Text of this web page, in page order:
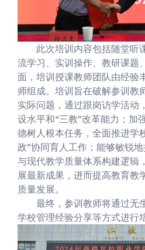
此次培训内容包括随堂听
流学习、实训操作、教研课题
面，培训授课教师团队由经验
师组成。培训旨在破解参训教
实际问题，通过跟岗访学活动
设水平和“三教”改革能力；加
德树人根本任务，全面推进学
政”协同育人工作；能够敏锐
与现代教学质量体系构建逻辑
展最新成果，进而提高教育教
质量发展。
最终，参训教师将通过无
学校管理经验分享等方式进行